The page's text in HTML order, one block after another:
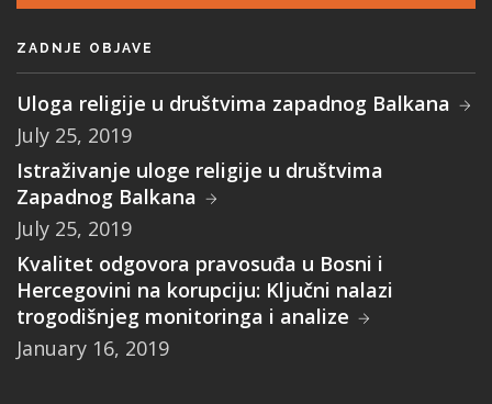
ZADNJE OBJAVE
Uloga religije u društvima zapadnog Balkana
July 25, 2019
Istraživanje uloge religije u društvima
Zapadnog Balkana
July 25, 2019
Kvalitet odgovora pravosuđa u Bosni i
Hercegovini na korupciju: Ključni nalazi
trogodišnjeg monitoringa i analize
January 16, 2019